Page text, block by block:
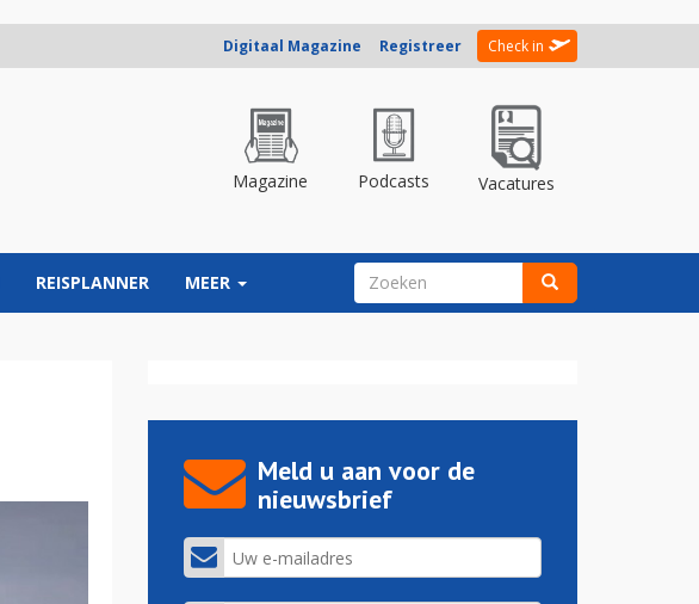
Digitaal Magazine Registreer Check in
Magazine Podcasts Vacatures
REISPLANNER MEER ZOEKVELD
Meld u aan voor de
nieuwsbrief